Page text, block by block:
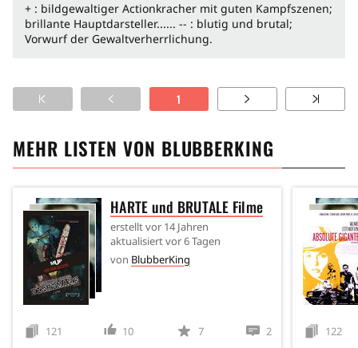
+ : bildgewaltiger Actionkracher mit guten Kampfszenen;
brillante Hauptdarsteller...... -- : blutig und brutal;
Vorwurf der Gewaltverherrlichung.
1
MEHR LISTEN VON BLUBBERKING
HARTE und BRUTALE Filme
erstelltvor 14 Jahren
aktualisiertvor 6 Tagen
von BlubberKing
121 10 7 2 122